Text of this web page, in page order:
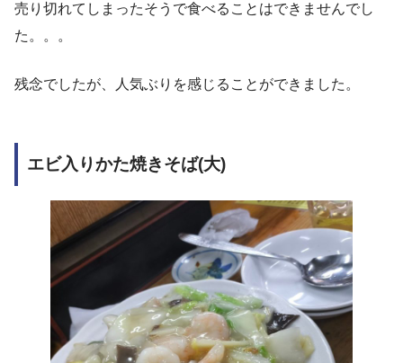
売り切れてしまったそうで食べることはできませんでし
た。。。
残念でしたが、人気ぶりを感じることができました。
エビ入りかた焼きそば(大)